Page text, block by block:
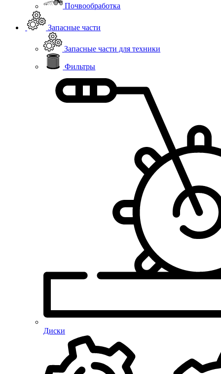
Почвообработка
Запасные части
Запасные части для техники
Фильтры
Диски